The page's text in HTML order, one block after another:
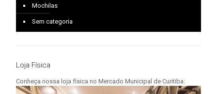
Mochilas
Sem categoria
Loja Física
Conheça nossa loja física no Mercado Municipal de Curitiba: